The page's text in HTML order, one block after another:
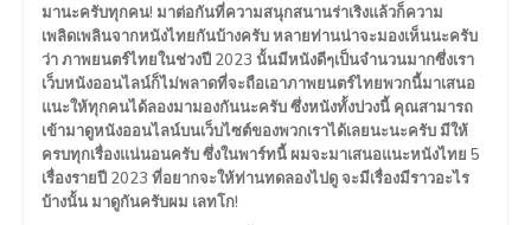
มานะครับทุกคน! มาต่อกันที่ความสนุกสนานร่าเริงแล้วก็ความ
เพลิดเพลินจากหนังไทยกันบ้างครับ หลายท่านน่าจะมองเห็นนะครับ
ว่า ภาพยนตร์ไทยในช่วงปี 2023 นั้นมีหนังดีๆเป็นจำนวนมากซึ่งเรา
เว็บหนังออนไลน์ก็ไม่พลาดที่จะถือเอาภาพยนตร์ไทยพวกนี้มาเสนอ
แนะให้ทุกคนได้ลองมามองกันนะครับ ซึ่งหนังทั้งปวงนี้ คุณสามารถ
เข้ามาดูหนังออนไลน์บนเว็บไซต์ของพวกเราได้เลยนะนะครับ มีให้
ครบทุกเรื่องแน่นอนครับ ซึ่งในพาร์ทนี้ ผมจะมาเสนอแนะหนังไทย 5
เรื่องรายปี 2023 ที่อยากจะให้ท่านทดลองไปดู จะมีเรื่องมีราวอะไร
บ้างนั้น มาดูกันครับผม เลทโก!